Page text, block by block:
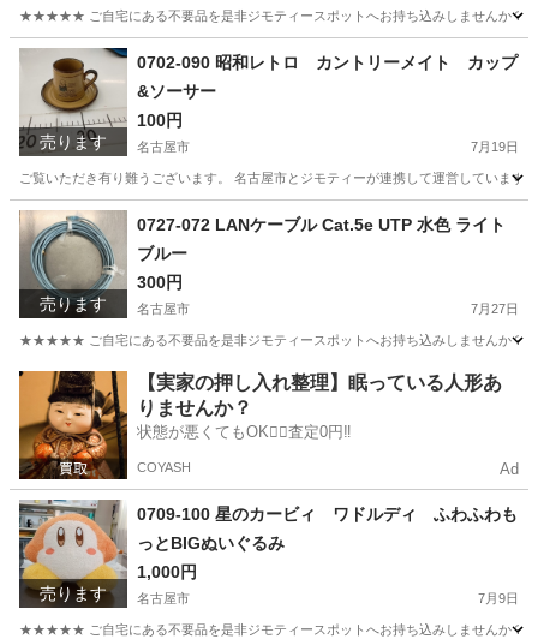
★★★★★ ご自宅にある不要品を是非ジモティースポットへお持ち込みしませんか？
愛知 名古屋市 タンブラー
売ります
0702-090 昭和レトロ カントリーメイト カップ
&ソーサー
100円
名古屋市 7月19日
ご覧いただき有り難うございます。 名古屋市とジモティーが連携して運営してい
愛知 名古屋市 リユース
売ります
0727-072 LANケーブル Cat.5e UTP 水色 ライト
ブルー
300円
名古屋市 7月27日
★★★★★ ご自宅にある不要品を是非ジモティースポットへお持ち込みしませんか？
愛知 名古屋市 周辺機器 LANケーブル
【実家の押し入れ整理】眠っている人形あ
りませんか？
状態が悪くてもOK🙆‍♀️査定0円‼️
COYASH Ad
売ります
0709-100 星のカービィ ワドルディ ふわふわも
っとBIGぬいぐるみ
1,000円
名古屋市 7月9日
★★★★★ ご自宅にある不要品を是非ジモティースポットへお持ち込みしませんか？